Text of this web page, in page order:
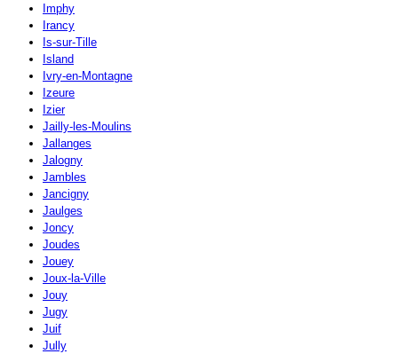
Imphy
Irancy
Is-sur-Tille
Island
Ivry-en-Montagne
Izeure
Izier
Jailly-les-Moulins
Jallanges
Jalogny
Jambles
Jancigny
Jaulges
Joncy
Joudes
Jouey
Joux-la-Ville
Jouy
Jugy
Juif
Jully